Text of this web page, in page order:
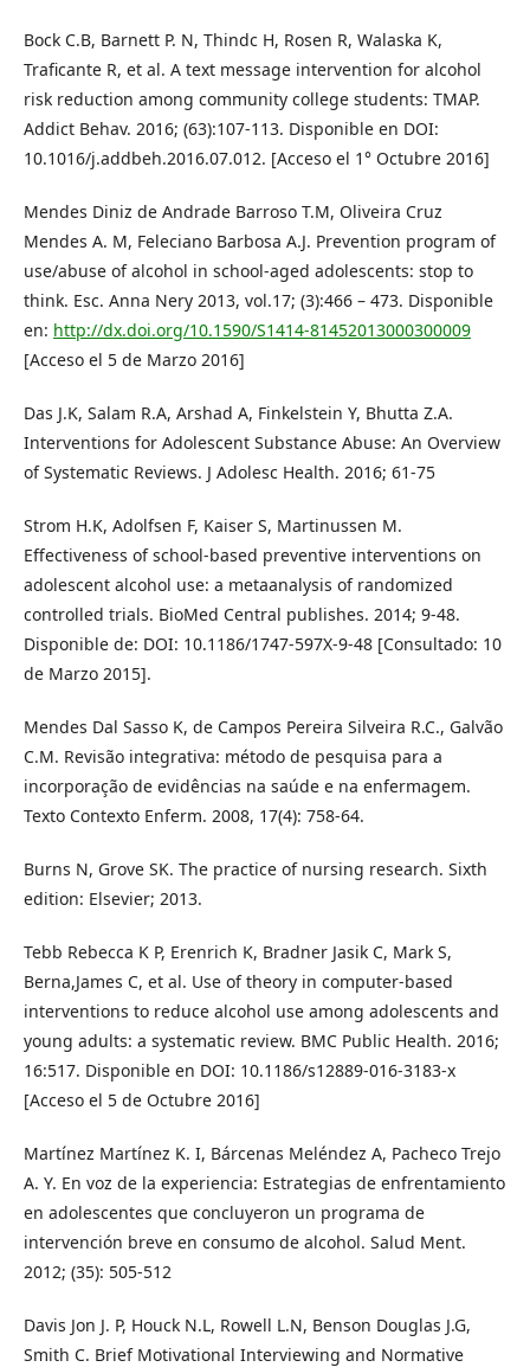
Bock C.B, Barnett P. N, Thindc H, Rosen R, Walaska K,
Traficante R, et al. A text message intervention for alcohol
risk reduction among community college students: TMAP.
Addict Behav. 2016; (63):107-113. Disponible en DOI:
10.1016/j.addbeh.2016.07.012. [Acceso el 1° Octubre 2016]
Mendes Diniz de Andrade Barroso T.M, Oliveira Cruz
Mendes A. M, Feleciano Barbosa A.J. Prevention program of
use/abuse of alcohol in school-aged adolescents: stop to
think. Esc. Anna Nery 2013, vol.17; (3):466 – 473. Disponible
en: http://dx.doi.org/10.1590/S1414-81452013000300009
[Acceso el 5 de Marzo 2016]
Das J.K, Salam R.A, Arshad A, Finkelstein Y, Bhutta Z.A.
Interventions for Adolescent Substance Abuse: An Overview
of Systematic Reviews. J Adolesc Health. 2016; 61-75
Strom H.K, Adolfsen F, Kaiser S, Martinussen M.
Effectiveness of school-based preventive interventions on
adolescent alcohol use: a metaanalysis of randomized
controlled trials. BioMed Central publishes. 2014; 9-48.
Disponible de: DOI: 10.1186/1747-597X-9-48 [Consultado: 10
de Marzo 2015].
Mendes Dal Sasso K, de Campos Pereira Silveira R.C., Galvão
C.M. Revisão integrativa: método de pesquisa para a
incorporação de evidências na saúde e na enfermagem.
Texto Contexto Enferm. 2008, 17(4): 758-64.
Burns N, Grove SK. The practice of nursing research. Sixth
edition: Elsevier; 2013.
Tebb Rebecca K P, Erenrich K, Bradner Jasik C, Mark S,
Berna,James C, et al. Use of theory in computer-based
interventions to reduce alcohol use among adolescents and
young adults: a systematic review. BMC Public Health. 2016;
16:517. Disponible en DOI: 10.1186/s12889-016-3183-x
[Acceso el 5 de Octubre 2016]
Martínez Martínez K. I, Bárcenas Meléndez A, Pacheco Trejo
A. Y. En voz de la experiencia: Estrategias de enfrentamiento
en adolescentes que concluyeron un programa de
intervención breve en consumo de alcohol. Salud Ment.
2012; (35): 505-512
Davis Jon J. P, Houck N.L, Rowell L.N, Benson Douglas J.G,
Smith C. Brief Motivational Interviewing and Normative